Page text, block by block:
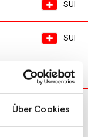
Über Cookies
SUI
SUI
SUI
SUI